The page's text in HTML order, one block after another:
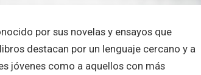
por sus novelas y ensayos que
destacan por un lenguaje cercano y a
jóvenes como a aquellos con más